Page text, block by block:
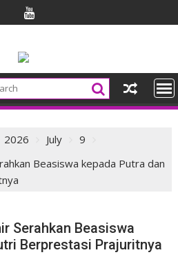
2026 July
9
Beasiswa kepada Putra dan
Serahkan Beasiswa
Berprestasi Prajuritnya